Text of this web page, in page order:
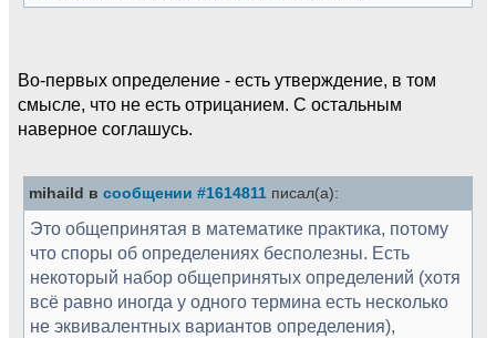
Во-первых определение - есть утверждение, в том
смысле, что не есть отрицанием. С остальным
наверное соглашусь.
mihaild в сообщении #1614811 писал(а):
Это общепринятая в математике практика, потому
что споры об определениях бесполезны. Есть
некоторый набор общепринятых определений (хотя
всё равно иногда у одного термина есть несколько
не эквивалентных вариантов определения),